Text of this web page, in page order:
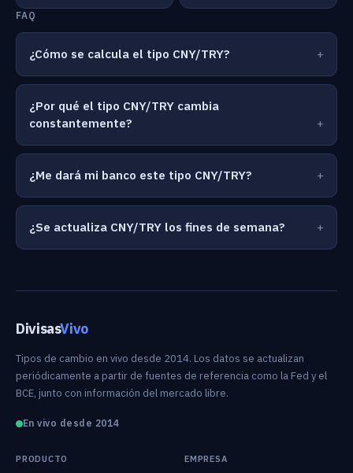
FAQ
¿Cómo se calcula el tipo CNY/TRY?
¿Por qué el tipo CNY/TRY cambia
constantemente?
¿Me dará mi banco este tipo CNY/TRY?
¿Se actualiza CNY/TRY los fines de semana?
DivisasVivo
Tipos de cambio en vivo desde 2014. Los datos se actualizan
periódicamente a partir de fuentes de referencia como la Fed y el
BCE, junto con información del mercado libre.
En vivo desde 2014
PRODUCTO EMPRESA